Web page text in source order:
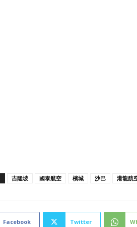
吉隆坡 國泰航空 檳城 沙巴 港龍航
Facebook Twitter